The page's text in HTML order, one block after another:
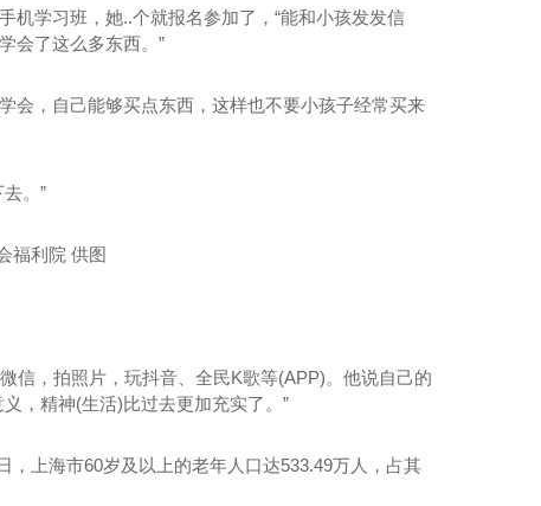
机学习班，她..个就报名参加了，“能和小孩发发信
会了这么多东西。”
会，自己能够买点东西，这样也不要小孩子经常买来
。”
信，拍照片，玩抖音、全民K歌等(APP)。他说自己的
，精神(生活)比过去更加充实了。”
，上海市60岁及以上的老年人口达533.49万人，占其